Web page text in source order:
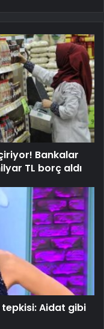
Bankalar
TL borç aldı
tepkisi: Aidat gibi